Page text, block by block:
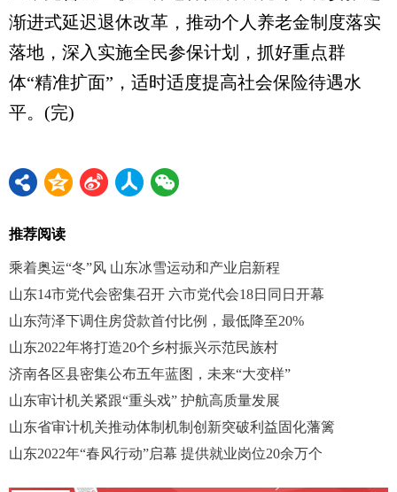
渐进式延迟退休改革，推动个人养老金制度落实
落地，深入实施全民参保计划，抓好重点群
体“精准扩面”，适时适度提高社会保险待遇水
平。(完)
推荐阅读
乘着奥运“冬”风 山东冰雪运动和产业启新程
山东14市党代会密集召开 六市党代会18日同日开幕
山东菏泽下调住房贷款首付比例，最低降至20%
山东2022年将打造20个乡村振兴示范民族村
济南各区县密集公布五年蓝图，未来“大变样”
山东审计机关紧跟“重头戏” 护航高质量发展
山东省审计机关推动体制机制创新突破利益固化藩篱
山东2022年“春风行动”启幕 提供就业岗位20余万个